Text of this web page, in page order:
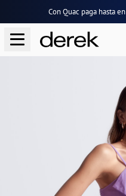
Con Quac paga hasta en